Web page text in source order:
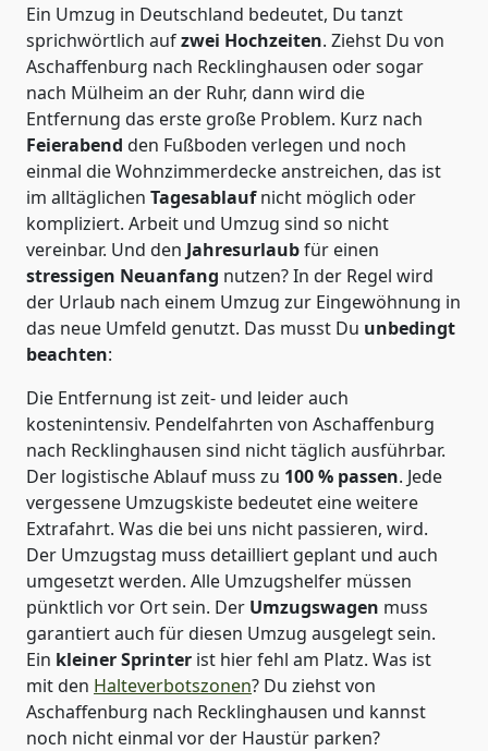
Ein Umzug in Deutschland bedeutet, Du tanzt
sprichwörtlich aufzwei Hochzeiten. Ziehst Du von
Aschaffenburg nach Recklinghausen oder sogar
nach Mülheim an der Ruhr, dann wird die
Entfernung das erste große Problem. Kurz nach
Feierabend den Fußboden verlegen und noch
einmal die Wohnzimmerdecke anstreichen, das ist
im alltäglichen Tagesablaufnicht möglich oder
kompliziert. Arbeit und Umzug sind so nicht
vereinbar. Und den Jahresurlaubfür einen
stressigen Neuanfang nutzen? In der Regel wird
der Urlaub nach einem Umzug zur Eingewöhnung in
das neue Umfeld genutzt. Das musst Du unbedingt
beachten:
Die Entfernung ist zeit- und leider auch
kostenintensiv. Pendelfahrten von Aschaffenburg
nach Recklinghausen sind nicht täglich ausführbar.
Der logistische Ablauf muss zu 100 % passen. Jede
vergessene Umzugskiste bedeutet eine weitere
Extrafahrt. Was die bei uns nicht passieren, wird.
Der Umzugstag muss detailliert geplant und auch
umgesetzt werden. Alle Umzugshelfer müssen
pünktlich vor Ort sein. Der Umzugswagen muss
garantiert auch für diesen Umzug ausgelegt sein.
Ein kleiner Sprinter ist hier fehl am Platz. Was ist
mit den Halteverbotszonen? Du ziehst von
Aschaffenburg nach Recklinghausen und kannst
noch nicht einmal vor der Haustür parken?